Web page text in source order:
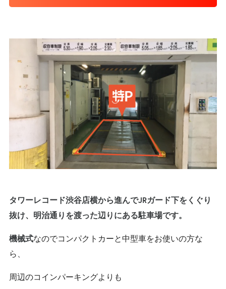
タワーレコード渋谷店横から進んでJRガード下をくぐり
抜け、 明治通り を渡った辺りにある駐車場です。
機械式なのでコンパクトカーと中型車をお使いの方な
ら、
周辺のコインパーキングよりも